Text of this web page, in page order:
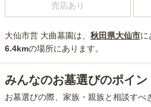
売店あり
大仙市営 大曲墓園は、 秋田県大仙市に
6.4kmの場所にあり ます。
みんなのお墓選びのポイン
お墓選びの際、家族・親族と相談すべ